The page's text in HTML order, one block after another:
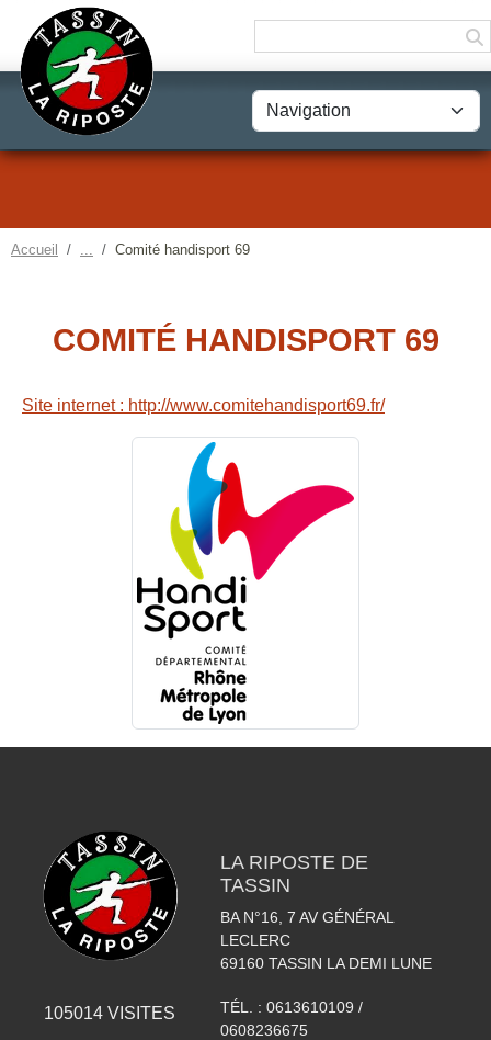
Accueil Comité handisport 69
COMITÉ HANDISPORT 69
Site internet : http://www.comitehandisport69.fr/
105014 VISITES
LA RIPOSTE DE
TASSIN
BA N°16, 7 AV GÉNÉRAL
LECLERC
69160 TASSIN LA DEMI LUNE
TÉL. : 0613610109 /
0608236675
Panneau de gestion des cookies